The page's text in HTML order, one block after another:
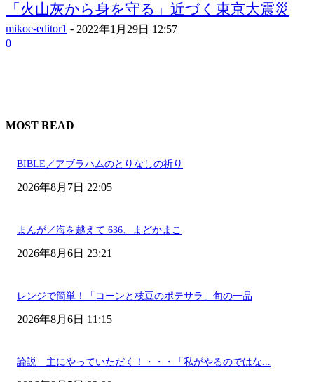
「火山灰から身を守る」近づく東京大震災
mikoe-editor1 - 2022年1月29日 12:57
0
MOST READ
BIBLE／アブラハムのとりなしの祈り
2026年8月7日 22:05
まんが／海を越えて 636、まどかまこ
2026年8月6日 23:21
レンジで簡単！「コーンと枝豆のポテサラ」旬の一品
2026年8月6日 11:15
論説 主にやっていただく！・・・「私がやるのではな...